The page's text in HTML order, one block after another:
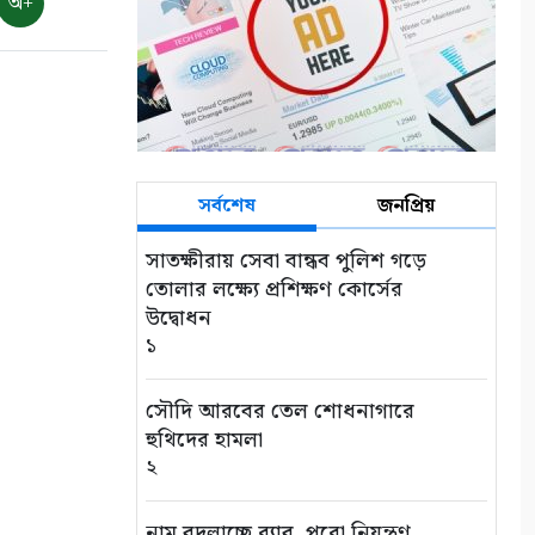
সর্বশেষ জনপ্রিয়
সাতক্ষীরায় সেবা বান্ধব পুলিশ গড়ে
তোলার লক্ষ্যে প্রশিক্ষণ কোর্সের
উদ্বোধন
১
সৌদি আরবের তেল শোধনাগারে
হুথিদের হামলা
২